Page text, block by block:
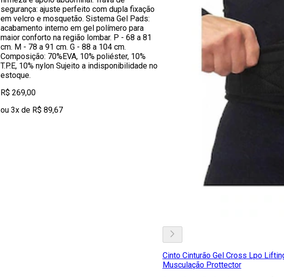
segurança: ajuste perfeito com dupla fixação
em velcro e mosquetão. Sistema Gel Pads:
acabamento interno em gel polímero para
maior conforto na região lombar. P - 68 a 81
cm. M - 78 a 91 cm. G - 88 a 104 cm.
Composição: 70%EVA, 10% poliéster, 10%
T.P.E, 10% nylon Sujeito a indisponibilidade no
estoque.
R$ 269,00
ou 3x de R$ 89,67
Cinto Cinturão Gel Cross Lpo
Musculação Prottector